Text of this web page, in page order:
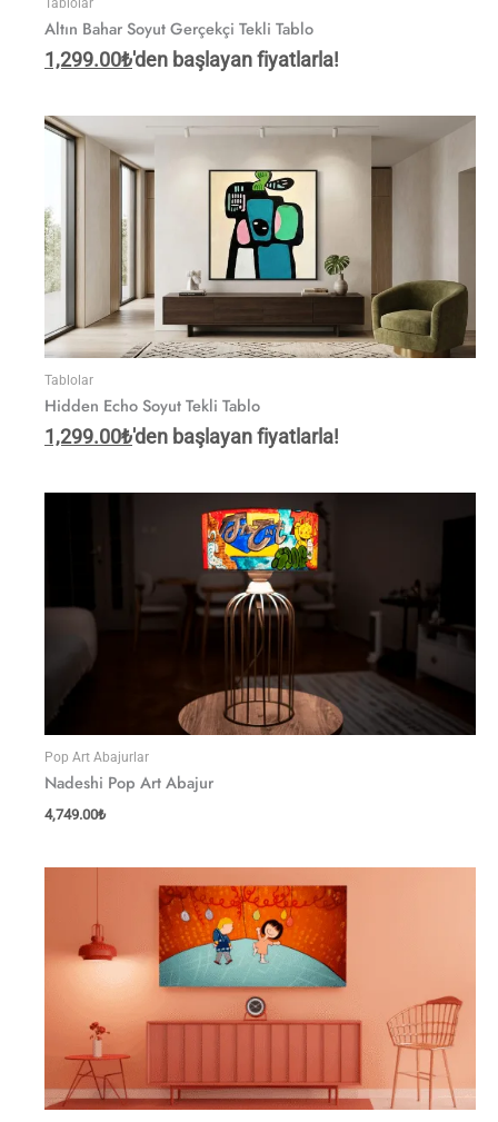
Altın Bahar Soyut Gerçekçi Tekli Tablo
1,299.00₺'den başlayan fiyatlarla!
Tablolar
Hidden Echo Soyut Tekli Tablo
1,299.00₺'den başlayan fiyatlarla!
Pop Art Abajurlar
Nadeshi Pop Art Abajur
4,749.00₺